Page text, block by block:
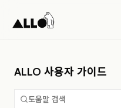
ALLO 사용자 가이드
도움말 검색